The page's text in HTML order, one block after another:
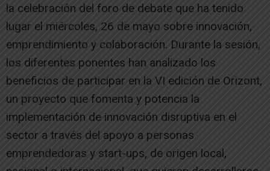
la celebración del foro de debate que ha tenido
lugar el miércoles, 26 de mayo sobre innovación,
emprendimiento y colaboración. Durante la sesión,
los diferentes ponentes han analizado los
beneficios de participar en la VI edición de Orizont,
un proyecto que fomenta y potencia la
implementación de innovación disruptiva en el
sector a través del apoyo a personas
emprendedoras y start-ups, de origen local,